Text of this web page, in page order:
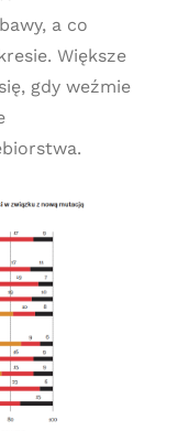
a co
Większe
gdy weźmie